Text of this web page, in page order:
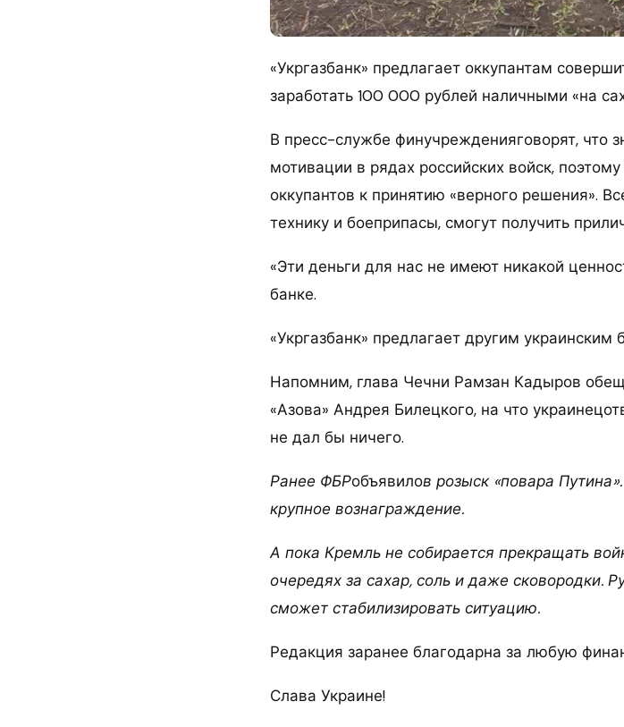
«Укргазбанк» предлагает оккупантам
заработать 100 000 рублей наличными «на
В пресс-службе финучрежденияговорят, что
мотивации в рядах российских войск,
оккупантов к принятию «верного решения».
технику и боеприпасы, смогут получить
«Эти деньги для нас не имеют никакой
банке.
«Укргазбанк» предлагает другим
Напомним, глава Чечни Рамзан Кадыров
«Азова» Андрея Билецкого, на что
не дал бы ничего.
Ранее ФБРобъявилов розыск «повара
крупное вознаграждение.
А пока Кремль не собирается прекращать
очередях за сахар, соль и даже сковородки.
сможет стабилизировать ситуацию.
Редакция заранее благодарна за любую
Слава Украине!